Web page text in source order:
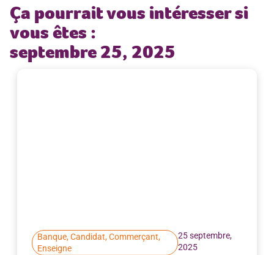
Ça pourrait vous intéresser si
vous êtes :
septembre 25, 2025
Banque,Candidat,Commerçant,
Enseigne
25 septembre,
2025